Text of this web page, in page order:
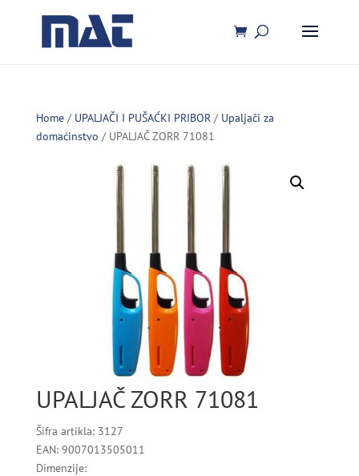
Home/ UPALJAČI I PUŠAĆKI PRIBOR/ Upaljači za
domaćinstvo / UPALJAČ ZORR 71081
UPALJAČ ZORR 71081
Šifra artikla: 3127
EAN: 9007013505011
Dimenzije: